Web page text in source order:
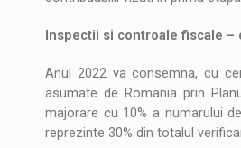
Inspectii si controale fiscale –
Anul 2022 va consemna, cu
asumate de Romania prin
majorare cu 10% a numarului
reprezinte 30% din totalul